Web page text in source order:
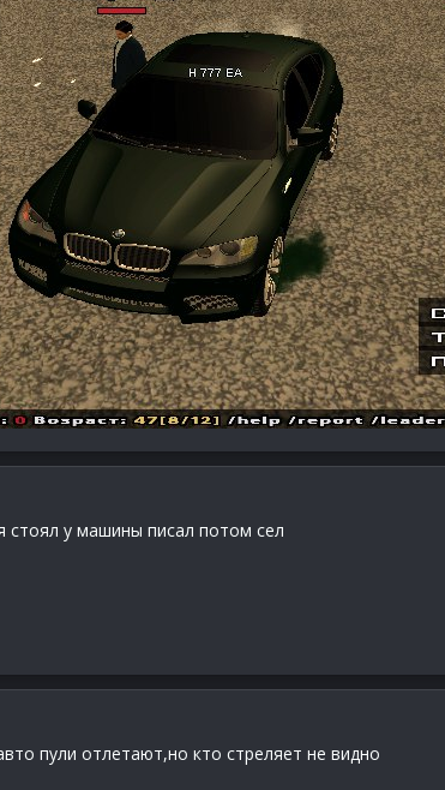
стоял у машины писал потом сел
пули отлетают,но кто стреляет не видно